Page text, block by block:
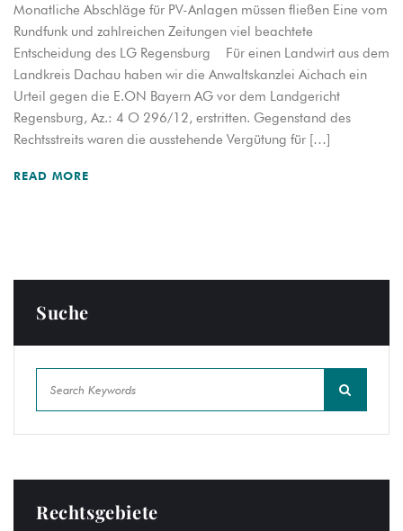
Monatliche Abschläge für PV-Anlagen müssen fließen Eine vom
Rundfunk und zahlreichen Zeitungen viel beachtete
Entscheidung des LG Regensburg Für einen Landwirt aus dem
Landkreis Dachau haben wir die Anwaltskanzlei Aichach ein
Urteil gegen die E.ON Bayern AG vor dem Landgericht
Regensburg, Az.: 4 O 296/12, erstritten. Gegenstand des
Rechtsstreits waren die ausstehende Vergütung für […]
READ MORE
Suche
Rechtsgebiete